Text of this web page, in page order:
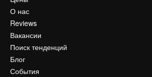
О нас
Reviews
Вакансии
Поиск тенденций
Блог
События